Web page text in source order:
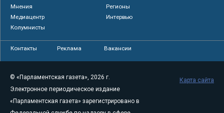
Мнения
Регионы
Медиацентр
Интервью
Колумнисты
Контакты Реклама Вакансии
© «Парламентская газета», 2026 г.
Электронное периодическое издание
«Парламентская газета» зарегистрировано в
Карта сайта